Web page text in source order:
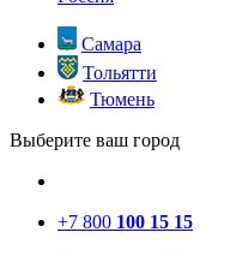
Самара
Тольятти
Тюмень
Выберите ваш город
+7 800 100 15 15